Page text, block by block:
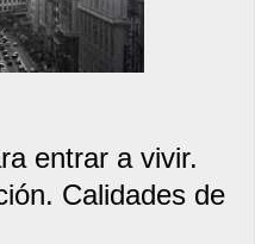
entrar a vivir.
Calidades de